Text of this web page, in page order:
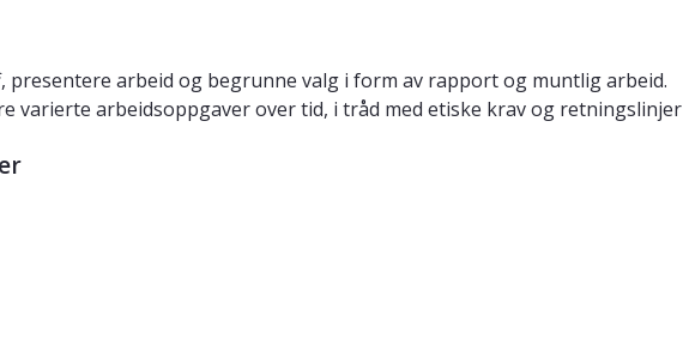
arbeid og begrunne valg i form av rapport og muntlig arbeid.
varierte arbeidsoppgaver over tid, i tråd med etiske krav og retningslinjer